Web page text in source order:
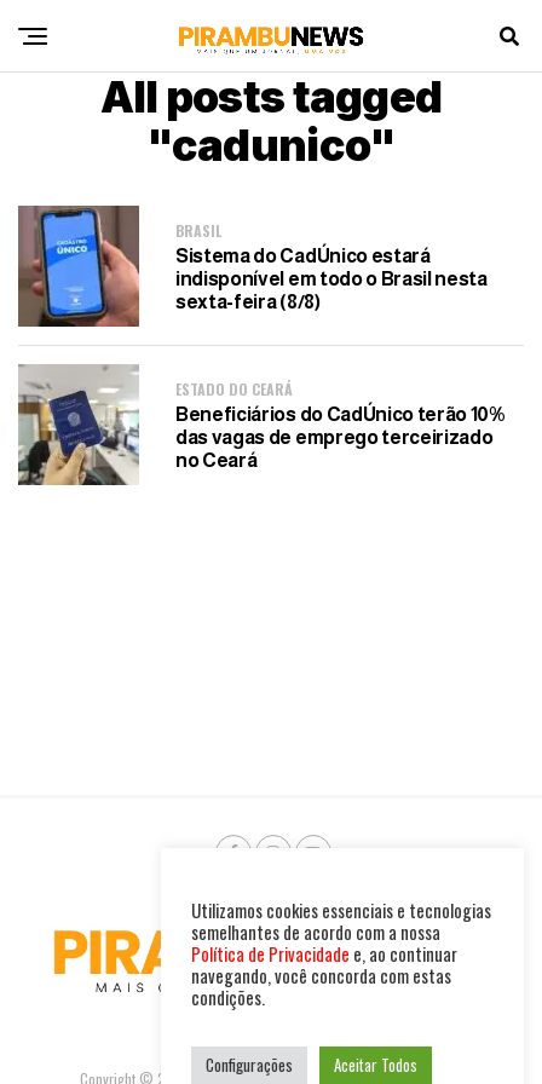
All posts tagged
"cadunico"
BRASIL
Sistema do CadÚnico estará
indisponível em todo o Brasil nesta
sexta-feira (8/8)
ESTADO DO CEARÁ
Beneficiários do CadÚnico terão 10%
das vagas de emprego terceirizado
no Ceará
Copyright © 2025. Todos os direitos reservados. PIRAMBU NEWS
Utilizamos cookies essenciais e tecnologias
semelhantes de acordo com a nossa
Política de Privacidade e, ao continuar
navegando, você concorda com estas
condições.
Configurações Aceitar Todos